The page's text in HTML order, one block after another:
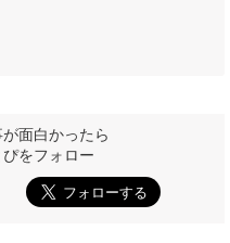
面白かったら
ぴをフォロー